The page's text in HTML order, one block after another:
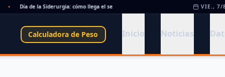
Día de la Siderurgia: cómo llega el sector al aniversario 78 del legado de Savio •
VIE., 7/
Calculadora de Peso Inicio Noticias